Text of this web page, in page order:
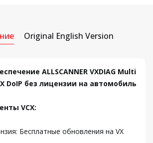
Original English Version
ALLSCANNER VXDIAG Multi
DoIP без лицензии на автомобиль
VCX:
Бесплатные обновления на VX